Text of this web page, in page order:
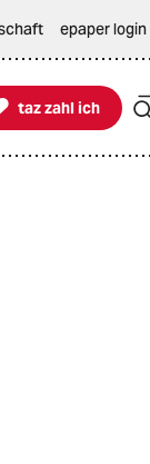
epaper login
zahl ich
taz zahl ich